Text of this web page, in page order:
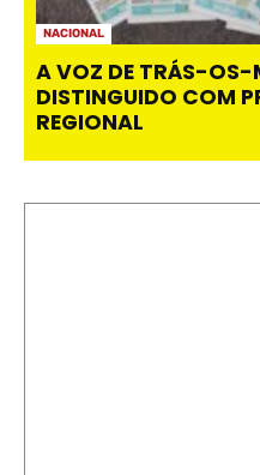
NACIONAL
A VOZ DE TRÁS-OS-
DISTINGUIDO COM
REGIONAL